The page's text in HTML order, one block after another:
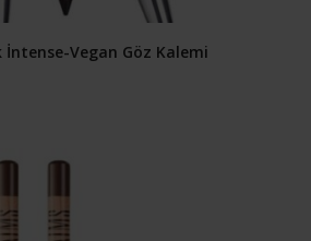
İntense-Vegan Göz Kalemi